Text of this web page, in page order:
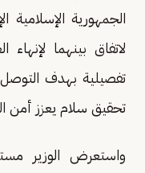
الجمهورية الإسلامية
لاتفاق بينهما
تفصيلية بهدف التوصل
تحقيق سلام يعزز أمن
واستعرض الوزير